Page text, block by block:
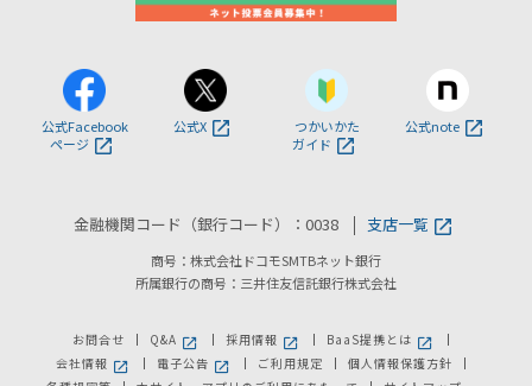
公式Facebook
ページ
公式X
つかいかた
ガイド
公式note
金融機関コード（銀行コード）：0038 支店一覧
商号：株式会社ドコモSMTBネット銀行
所属銀行の商号：三井住友信託銀行株式会社
お問合せ Q&A新しいウィンドウで開きます。
採用情報新しいウィンドウで開きます。
BaaS提携とは新しいウィンドウで
会社情報新しいウィンドウで開きます。
電子公告新しいウィンドウで開きます。
ご利用規定
個人情報保護方針